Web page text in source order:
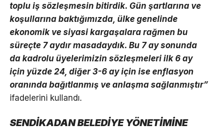
toplu iş sözleşmesin bitirdik. Gün şartlarına ve
koşullarına baktığımızda, ülke genelinde
ekonomik ve siyasi kargaşalara rağmen bu
süreçte 7 aydır masadaydık. Bu 7 ay sonunda
da kadrolu üyelerimizin sözleşmeleri ilk 6 ay
için yüzde 24, diğer 3-6 ay için ise enflasyon
oranında bağıtlanmış ve anlaşma sağlanmıştır”
ifadelerini kullandı.
SENDİKADAN BELEDİYE YÖNETİMİNE